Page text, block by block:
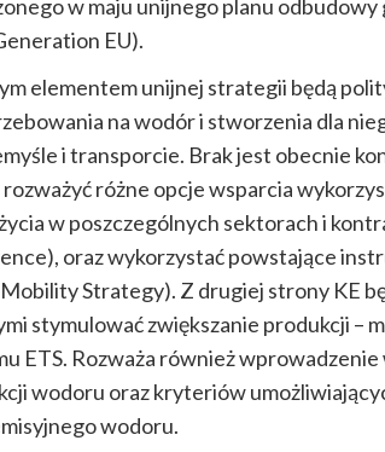
w maju unijnego planu
EU).
elementem unijnej strategii będą
na wodór i stworzenia dla
i transporcie. Brak jest obecnie
rozważyć różne opcje wsparcia
w poszczególnych sektorach i
, oraz wykorzystać powstające
Strategy). Z drugiej strony KE
stymulować zwiększanie produkcji –
ETS. Rozważa również
wodoru oraz kryteriów
wodoru.